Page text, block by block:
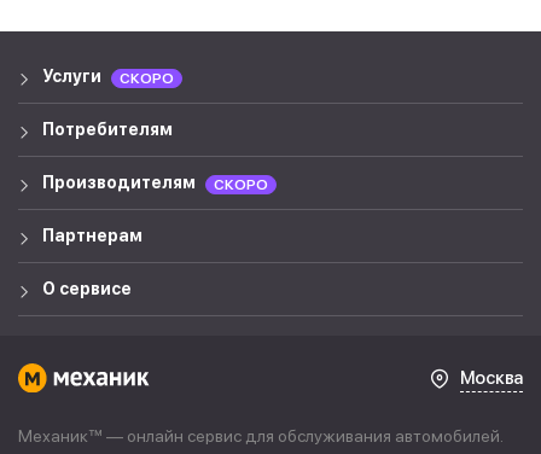
Услуги СКОРО
Потребителям
Производителям СКОРО
Партнерам
О сервисе
Москва
Механик™ — онлайн сервис для обслуживания автомобилей.